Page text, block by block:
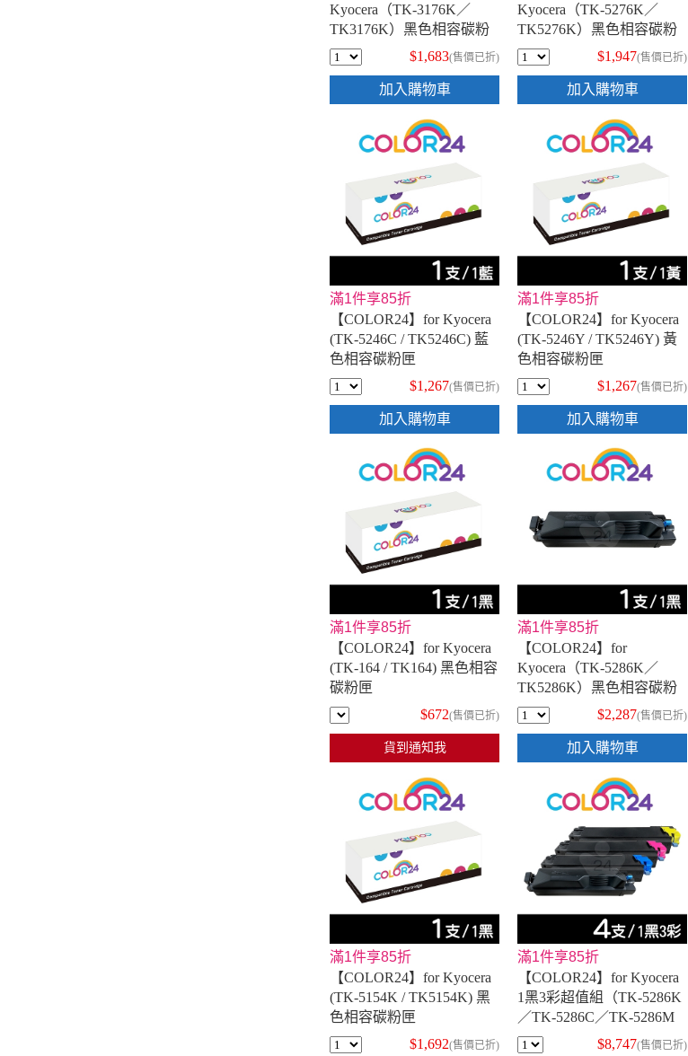
Kyocera（TK-3176K／
TK3176K）黑色相容碳粉
匣
$1,683(售價已折)
加入購物車
Kyocera（TK-5276K／
TK5276K）黑色相容碳粉
匣
$1,947(售價已折)
加入購物車
滿1件享85折
【COLOR24】for Kyocera
(TK-5246C / TK5246C) 藍
色相容碳粉匣
$1,267(售價已折)
加入購物車
滿1件享85折
【COLOR24】for Kyocera
(TK-5246Y / TK5246Y) 黃
色相容碳粉匣
$1,267(售價已折)
加入購物車
滿1件享85折
【COLOR24】for Kyocera
(TK-164 / TK164) 黑色相容
碳粉匣
$672(售價已折)
貨到通知我
滿1件享85折
【COLOR24】for
Kyocera（TK-5286K／
TK5286K）黑色相容碳粉
匣
$2,287(售價已折)
加入購物車
滿1件享85折
【COLOR24】for Kyocera
(TK-5154K / TK5154K) 黑
色相容碳粉匣
$1,692(售價已折)
滿1件享85折
【COLOR24】for Kyocera
1黑3彩超值組（TK-5286K
／TK-5286C／TK-5286M
／TK-5286Y）相容碳粉匣
$8,747(售價已折)